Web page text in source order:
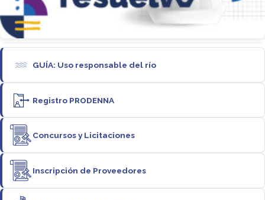
GUÍA: Uso responsable del río
Registro PRODENNA
Concursos y Licitaciones
Inscripción de Proveedores